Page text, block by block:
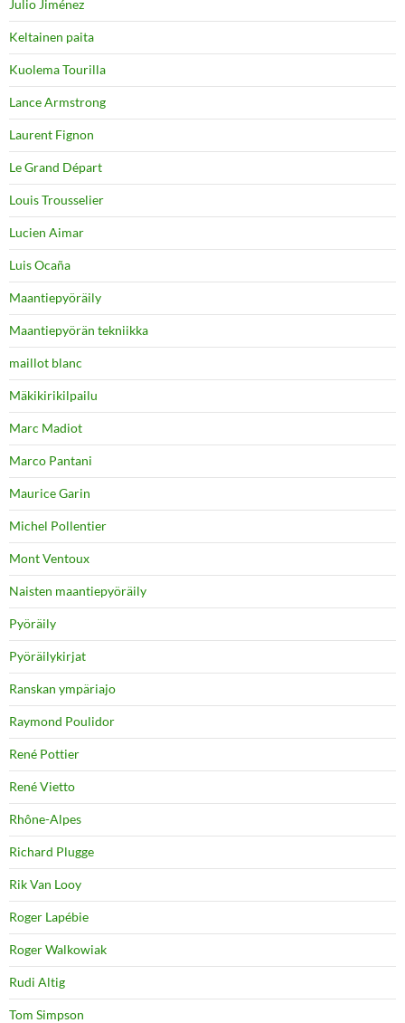
Julio Jiménez
Keltainen paita
Kuolema Tourilla
Lance Armstrong
Laurent Fignon
Le Grand Départ
Louis Trousselier
Lucien Aimar
Luis Ocaña
Maantiepyöräily
Maantiepyörän tekniikka
maillot blanc
Mäkikirikilpailu
Marc Madiot
Marco Pantani
Maurice Garin
Michel Pollentier
Mont Ventoux
Naisten maantiepyöräily
Pyöräily
Pyöräilykirjat
Ranskan ympäriajo
Raymond Poulidor
René Pottier
René Vietto
Rhône-Alpes
Richard Plugge
Rik Van Looy
Roger Lapébie
Roger Walkowiak
Rudi Altig
Tom Simpson